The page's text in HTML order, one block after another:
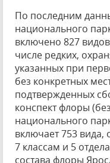
По последним
национального
включено 827
числе редких,
указанных при
без конкретных
подтвержденных
конспект флоры
национального
включает 753 вида,
7 классам и 5
состава флоры